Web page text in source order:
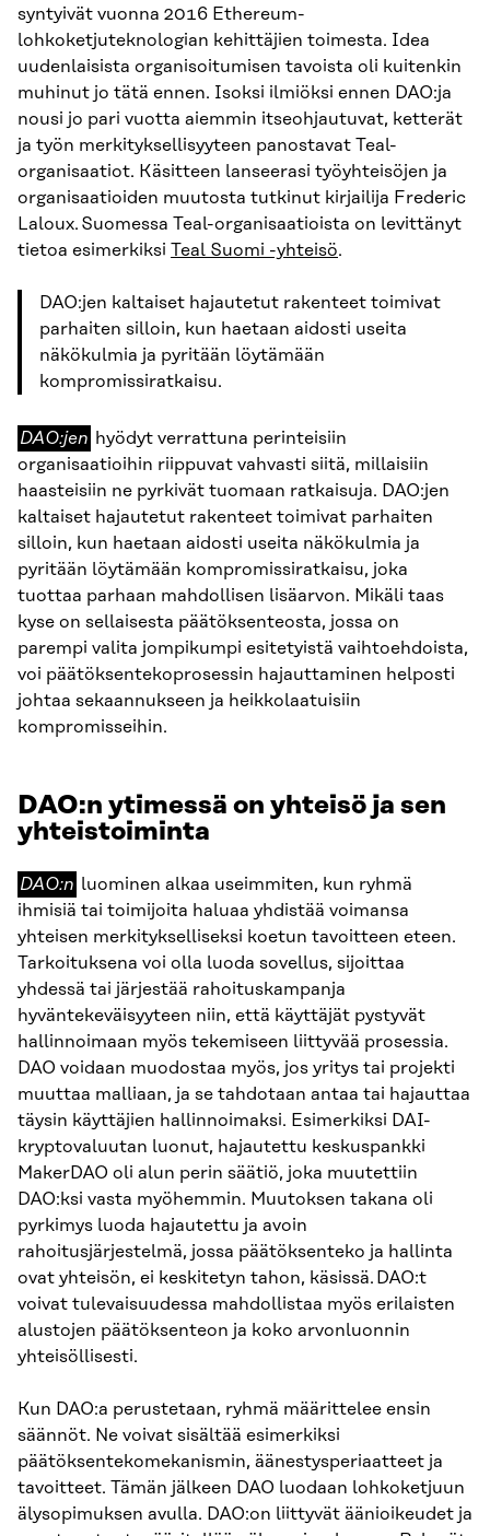
syntyivät vuonna 2016 Ethereum-
lohkoketjuteknologian kehittäjien toimesta. Idea
uudenlaisista organisoitumisen tavoista oli kuitenkin
muhinut jo tätä ennen. Isoksi ilmiöksi ennen DAO:ja
nousi jo pari vuotta aiemmin itseohjautuvat, ketterät
ja työn merkityksellisyyteen panostavat Teal-
organisaatiot. Käsitteen lanseerasi työyhteisöjen ja
organisaatioiden muutosta tutkinut kirjailija Frederic
Laloux. Suomessa Teal-organisaatioista on levittänyt
tietoa esimerkiksi Teal Suomi -yhteisö.
DAO:jen kaltaiset hajautetut rakenteet toimivat
parhaiten silloin, kun haetaan aidosti useita
näkökulmia ja pyritään löytämään
kompromissiratkaisu.
DAO:jen
DAO:jen hyödyt verrattuna perinteisiin
organisaatioihin riippuvat vahvasti siitä, millaisiin
haasteisiin ne pyrkivät tuomaan ratkaisuja. DAO:jen
kaltaiset hajautetut rakenteet toimivat parhaiten
silloin, kun haetaan aidosti useita näkökulmia ja
pyritään löytämään kompromissiratkaisu, joka
tuottaa parhaan mahdollisen lisäarvon. Mikäli taas
kyse on sellaisesta päätöksenteosta, jossa on
parempi valita jompikumpi esitetyistä vaihtoehdoista,
voi päätöksentekoprosessin hajauttaminen helposti
johtaa sekaannukseen ja heikkolaatuisiin
kompromisseihin.
DAO:n ytimessä on yhteisö ja sen
yhteistoiminta
DAO:n
DAO:n luominen alkaa useimmiten, kun ryhmä
ihmisiä tai toimijoita haluaa yhdistää voimansa
yhteisen merkitykselliseksi koetun tavoitteen eteen.
Tarkoituksena voi olla luoda sovellus, sijoittaa
yhdessä tai järjestää rahoituskampanja
hyväntekeväisyyteen niin, että käyttäjät pystyvät
hallinnoimaan myös tekemiseen liittyvää prosessia.
DAO voidaan muodostaa myös, jos yritys tai projekti
muuttaa malliaan, ja se tahdotaan antaa tai hajauttaa
täysin käyttäjien hallinnoimaksi. Esimerkiksi DAI-
kryptovaluutan luonut, hajautettu keskuspankki
MakerDAO oli alun perin säätiö, joka muutettiin
DAO:ksi vasta myöhemmin. Muutoksen takana oli
pyrkimys luoda hajautettu ja avoin
rahoitusjärjestelmä, jossa päätöksenteko ja hallinta
ovat yhteisön, ei keskitetyn tahon, käsissä. DAO:t
voivat tulevaisuudessa mahdollistaa myös erilaisten
alustojen päätöksenteon ja koko arvonluonnin
yhteisöllisesti.
Kun DAO:a perustetaan, ryhmä määrittelee ensin
säännöt. Ne voivat sisältää esimerkiksi
päätöksentekomekanismin, äänestysperiaatteet ja
tavoitteet. Tämän jälkeen DAO luodaan lohkoketjuun
älysopimuksen avulla. DAO:on liittyvät äänioikeudet ja